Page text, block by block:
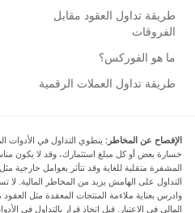
طريقة تداول العقود مقابل
الفروقات
ما هو الفوركس؟
طريقة تداول العملات الرقمية
الإفصاح عن المخاطر: ينطوي التداول في الأدوات
خسارة بعض أو كل مبلغ استثمارك، وقد لا يكون
المشفرة متقلبة للغاية وقد تتأثر بعوامل خارجية مثل
التداول على الهامش يزيد من المخاطر المالية. لا
وادرس بعناية ملاءمة المنتجات المعقدة مثل
المالي في الاعتبار. قبل اتخاذ قرار بالتداول في